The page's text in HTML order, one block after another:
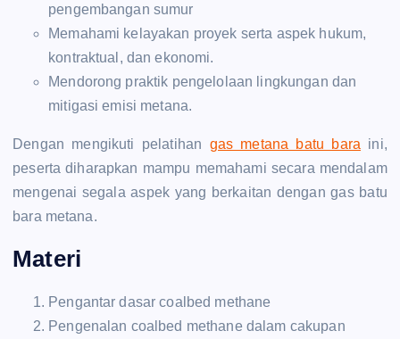
pengembangan sumur
Memahami kelayakan proyek serta aspek hukum,
kontraktual, dan ekonomi.
Mendorong praktik pengelolaan lingkungan dan
mitigasi emisi metana.
Dengan mengikuti pelatihan gas metana batu bara ini,
peserta diharapkan mampu memahami secara mendalam
mengenai segala aspek yang berkaitan dengan gas batu
bara metana.
Materi
Pengantar dasar coalbed methane
Pengenalan coalbed methane dalam cakupan